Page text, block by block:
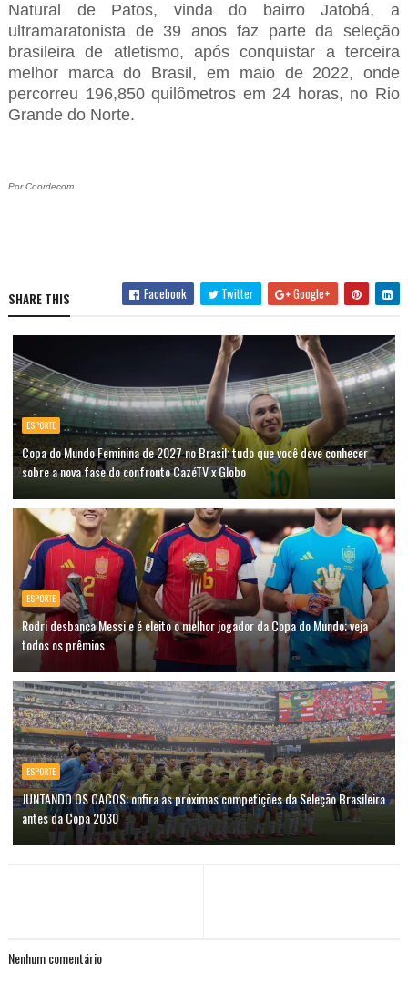
Natural de Patos, vinda do bairro Jatobá, a
ultramaratonista de 39 anos faz parte da seleção
brasileira de atletismo, após conquistar a terceira
melhor marca do Brasil, em maio de 2022, onde
percorreu 196,850 quilômetros em 24 horas, no Rio
Grande do Norte.
Por Coordecom
SHARE THIS Facebook Twitter Google+
ESPORTE
Copa do Mundo Feminina de 2027 no Brasil: tudo que você deve conhecer
sobre a nova fase do confronto CazéTV x Globo
ESPORTE
Rodri desbanca Messi e é eleito o melhor jogador da Copa do Mundo; veja
todos os prêmios
ESPORTE
JUNTANDO OS CACOS: onfira as próximas competições da Seleção Brasileira
antes da Copa 2030
Nenhum comentário